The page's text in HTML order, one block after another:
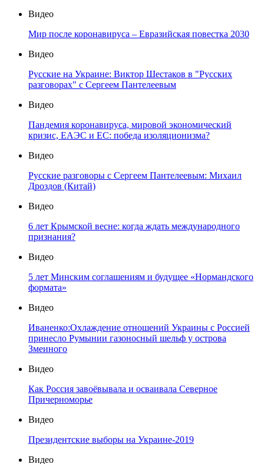
Видео
Мир после коронавируса – Евразийская повестка 2030
Видео
Русские на Украине: Виктор Шестаков в "Русских
разговорах" с Сергеем Пантелеевым
Видео
Пандемия коронавируса, мировой экономический
кризис, ЕАЭС и ЕС: победа изоляционизма?
Видео
Русские разговоры с Сергеем Пантелеевым: Михаил
Дроздов (Китай)
Видео
6 лет Крымской весне: когда ждать международного
признания?
Видео
5 лет Минским соглашениям и будущее «Нормандского
формата»
Видео
Иваненко:Охлаждение отношений Украины с Россией
принесло Румынии газоносный шельф у острова
Змеиного
Видео
Как Россия завоёвывала и осваивала Северное
Причерноморье
Видео
Президентские выборы на Украине-2019
Видео